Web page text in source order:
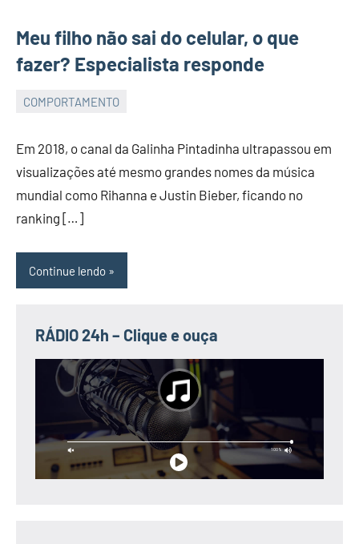
Meu filho não sai do celular, o que
fazer? Especialista responde
COMPORTAMENTO
GRANDE
DO
NORTE
Em 2018, o canal da Galinha Pintadinha ultrapassou em
visualizações até mesmo grandes nomes da música
mundial como Rihanna e Justin Bieber, ficando no
ranking […]
Continue lendo
RÁDIO 24h – Clique e ouça